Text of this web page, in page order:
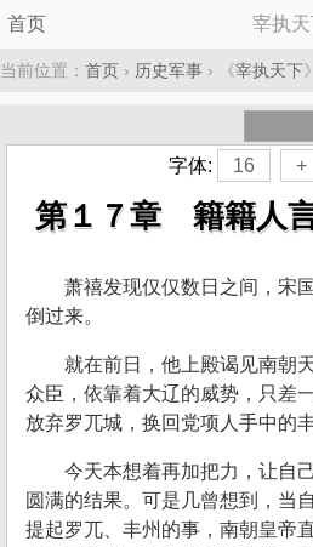
首页 宰执
当前位置： 首页 › 历史军事 › 《宰执天下》
字体: 16 +
第１７章 籍籍人言
萧禧发现仅仅数日之间，宋
倒过来。
就在前日，他上殿谒见南朝
众臣，依靠着大辽的威势，只差
放弃罗兀城，换回党项人手中的丰
今天本想着再加把力，让自
圆满的结果。可是几曾想到，当
提起罗兀、丰州的事，南朝皇帝